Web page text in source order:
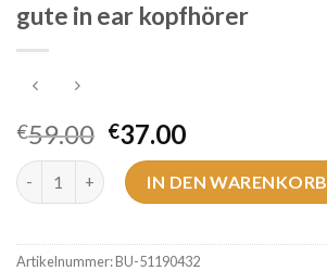
gute in ear kopfhörer
€59.00 €37.00
gute in ear kopfhörer MengeIN DEN WARENKORB
Artikelnummer:BU-51190432